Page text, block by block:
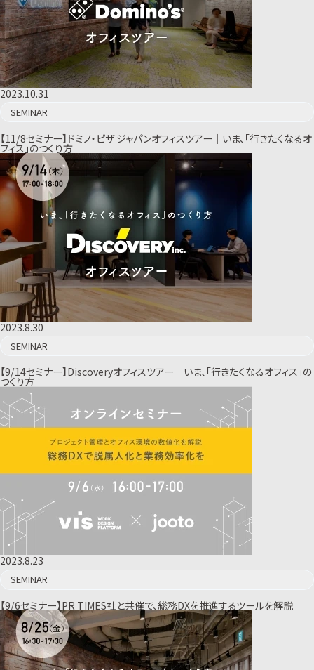
2023.10.31
SEMINAR
【11/8セミナー】ドミノ・ピザ ジャパンオフィスツアー｜いま、「行きたくなるオ
フィス」のつくり方
2023.8.30
SEMINAR
【9/14セミナー】Discoveryオフィスツアー｜いま、「行きたくなるオフィス」の
つくり方
2023.8.23
SEMINAR
【9/6セミナー】PR TIMES社と共催で、総務DXを推進するツールを解説